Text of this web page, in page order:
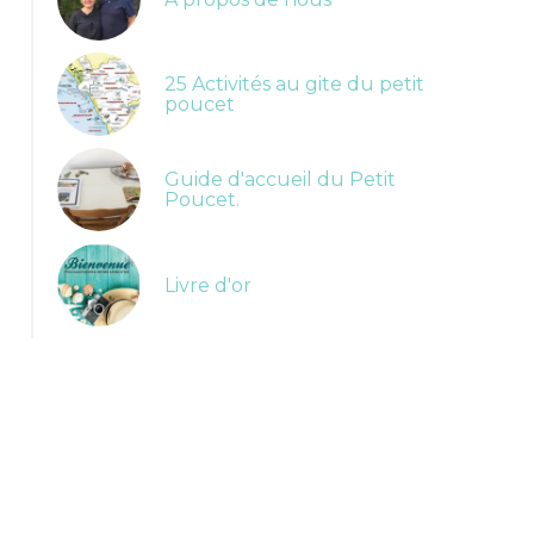
25 Activités au gite du petit
poucet
Guide d'accueil du Petit
Poucet.
Livre d'or